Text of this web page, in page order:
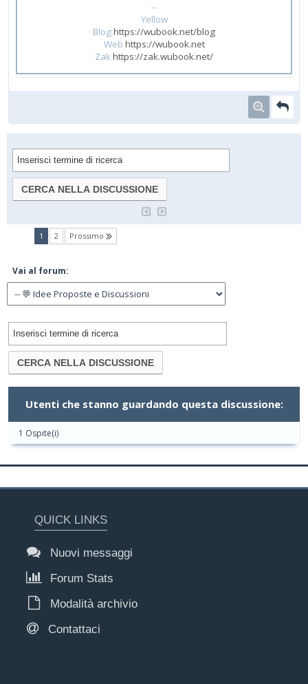
--
Yellow
Bloghttps://wubook.net/blog
Web https://wubook.net
Zakhttps://zak.wubook.net/
1 (current)
2 Prossimo
Vai al forum:
Utenti che stanno guardando questa discussione:
1 Ospite(i)
QUICK LINKS
Nuovi messaggi
Forum Stats
Modalità archivio
Contattaci